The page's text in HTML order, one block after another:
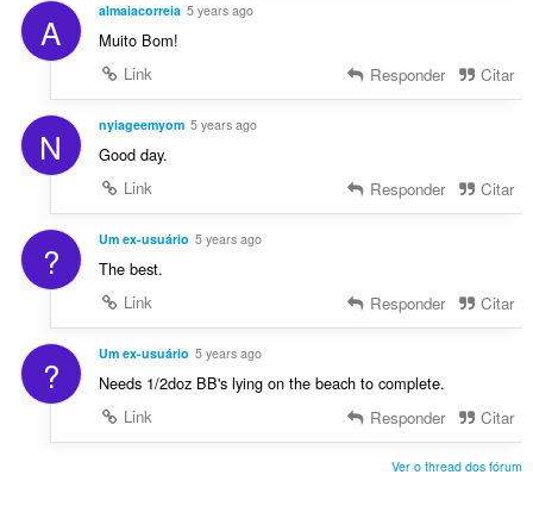
A almaiacorreia 5 years ago
Muito Bom!
Link
Responder Citar
N nyiageemyom 5 years ago
Good day.
Link
Responder Citar
? Um ex-usuário 5 years ago
The best.
Link
Responder Citar
? Um ex-usuário 5 years ago
Needs 1/2doz BB's lying on the beach to complete.
Link
Responder Citar
Ver o thread dos fórum